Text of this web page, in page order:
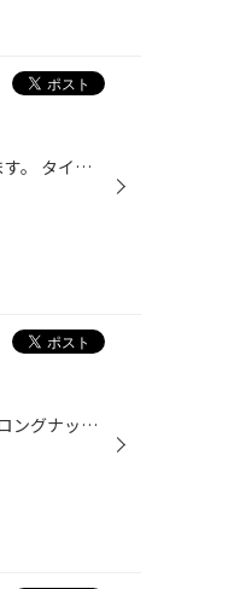
いつもタイヤ館郡山北のWEBとGoogleをご覧いただき ありがとうございます。 タイヤ館ですが、エンジンオイル交換もできます❗️ しっかりお車の年式＆型式を調べて、お車の状態を確認した上で 正しく安心なご案内をいたします。 このお車はダイハツのターボ車ですので、適合粘度は5w-30です。 ただ、...
スタンダードでシンプルな シルバーナット販売中！ ミニバン、セダン用のロングナット 軽、コンパクトカー用のショートナット 各メーカーに装着可能です 今お使いのナットが古くなって 締め付ける時に回りにくくなっている場合 破損してしまう可能性もあるので 購入のご検討をお願いします